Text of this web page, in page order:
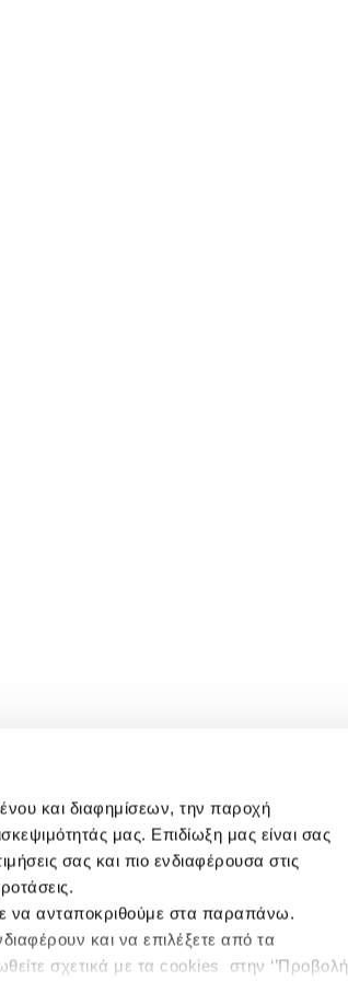
και διαφημίσεων, την παροχή
μας. Επιδίωξη μας είναι σας
σας και πιο ενδιαφέρουσα στις
να ανταποκριθούμε στα παραπάνω.
και να επιλέξετε από τα
σχετικά με τα cookies στην ‘’Προβολή